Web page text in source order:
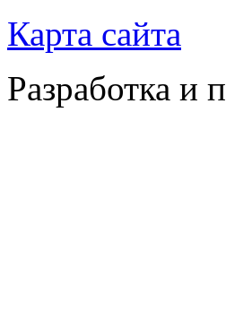
Карта сайта
Разработка и